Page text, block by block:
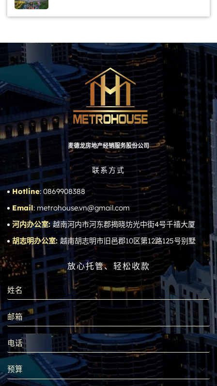
麦德龙房地产经销服务股份公司
联系方式
Hotline: 0869908388
Email: metrohouse.vn@gmail.com
河内办公室:越南河内市河东郡揭晓坊光中街4号千禧大厦
胡志明办公室: 越南胡志明市旧邑郡10区第12路125号别墅
放心托管、轻松收款